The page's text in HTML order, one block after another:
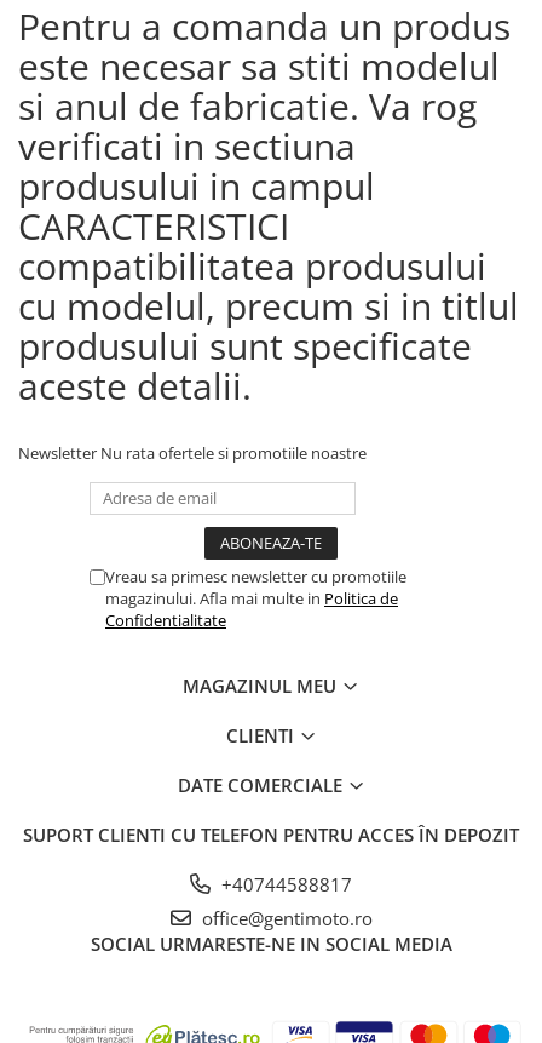
Pentru a comanda un produs
este necesar sa stiti modelul
si anul de fabricatie. Va rog
verificati in sectiuna
produsului in campul
CARACTERISTICI
compatibilitatea produsului
cu modelul, precum si in titlul
produsului sunt specificate
aceste detalii.
Newsletter Nu rata ofertele si promotiile noastre
Vreau sa primesc newsletter cu promotiile
magazinului. Afla mai multe in Politica de
Confidentialitate
MAGAZINUL MEU
CLIENTI
DATE COMERCIALE
SUPORT CLIENTI CU TELEFON PENTRU ACCES ÎN DEPOZIT
+40744588817
office@gentimoto.ro
SOCIAL URMARESTE-NE IN SOCIAL MEDIA